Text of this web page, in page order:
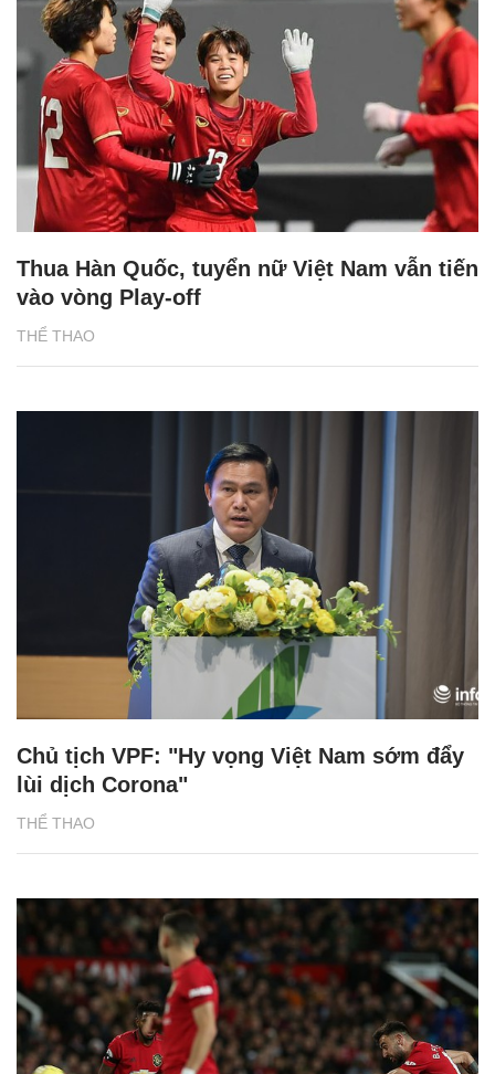
THỂ THAO
Thua Hàn Quốc, tuyển nữ Việt Nam vẫn tiến
vào vòng Play-off
THỂ THAO
Chủ tịch VPF: "Hy vọng Việt Nam sớm đẩy
lùi dịch Corona"